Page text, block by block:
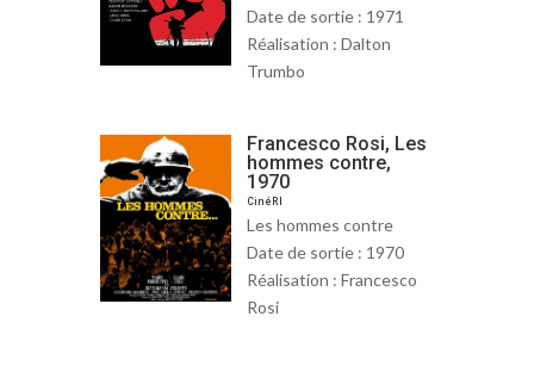
Date de sortie : 1971
Réalisation : Dalton
Trumbo
Francesco Rosi, Les
hommes contre,
1970
CinéRI
Les hommes contre
Date de sortie : 1970
Réalisation : Francesco
Rosi